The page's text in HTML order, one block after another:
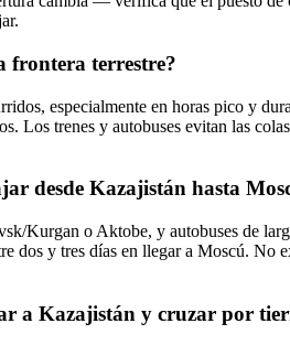
frontera terrestre?
especialmente en horas pico y
Los trenes y autobuses evitan las
desde Kazajistán hasta
Kurgan o Aktobe, y autobuses de
dos y tres días en llegar a Moscú. No
a Kazajistán y cruzar por